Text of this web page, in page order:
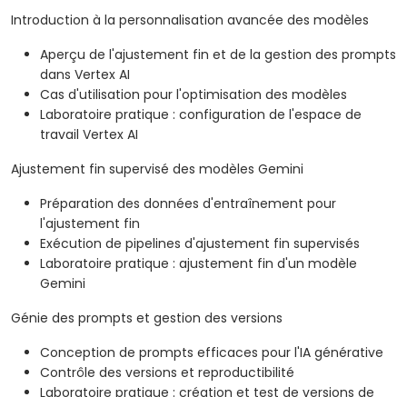
Introduction à la personnalisation avancée des modèles
Aperçu de l'ajustement fin et de la gestion des prompts
dans Vertex AI
Cas d'utilisation pour l'optimisation des modèles
Laboratoire pratique : configuration de l'espace de
travail Vertex AI
Ajustement fin supervisé des modèles Gemini
Préparation des données d'entraînement pour
l'ajustement fin
Exécution de pipelines d'ajustement fin supervisés
Laboratoire pratique : ajustement fin d'un modèle
Gemini
Génie des prompts et gestion des versions
Conception de prompts efficaces pour l'IA générative
Contrôle des versions et reproductibilité
Laboratoire pratique : création et test de versions de